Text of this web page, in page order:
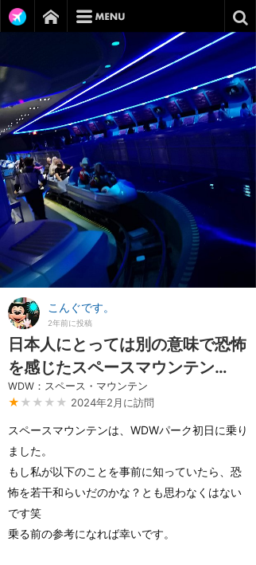
こんぐです。
2年前に投稿
日本人にとっては別の意味で恐怖
を感じたスペースマウンテン…
WDW：スペース・マウンテン
★ ★★★★ 2024年2月に訪問
スペースマウンテンは、WDWパーク初日に乗り
ました。
もし私が以下のことを事前に知っていたら、恐
怖を若干和らいだのかな？とも思わなくはない
です笑
乗る前の参考になれば幸いです。